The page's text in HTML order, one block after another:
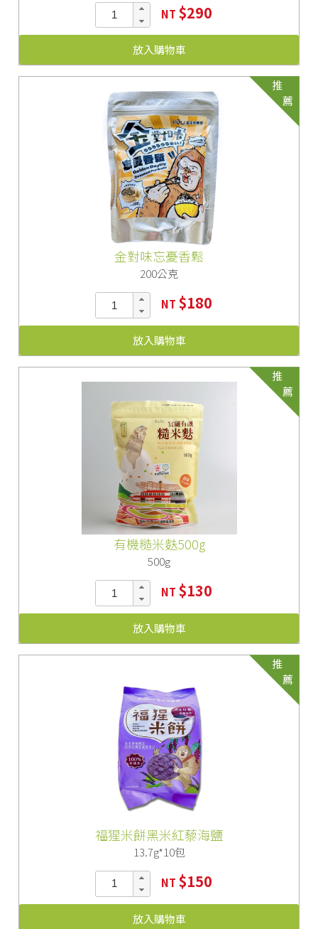
NT $290
放入購物車
推
薦
金對味忘憂香鬆
200公克
NT $180
放入購物車
推
薦
有機糙米麩500g
500g
NT $130
放入購物車
推
薦
福猩米餅黑米紅藜海鹽
13.7g*10包
NT $150
放入購物車